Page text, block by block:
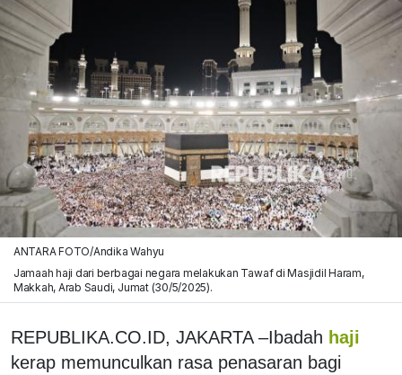
ANTARA FOTO/Andika Wahyu
Jamaah haji dari berbagai negara melakukan Tawaf di Masjidil Haram,
Makkah, Arab Saudi, Jumat (30/5/2025).
REPUBLIKA.CO.ID, JAKARTA –Ibadah haji
kerap memunculkan rasa penasaran bagi